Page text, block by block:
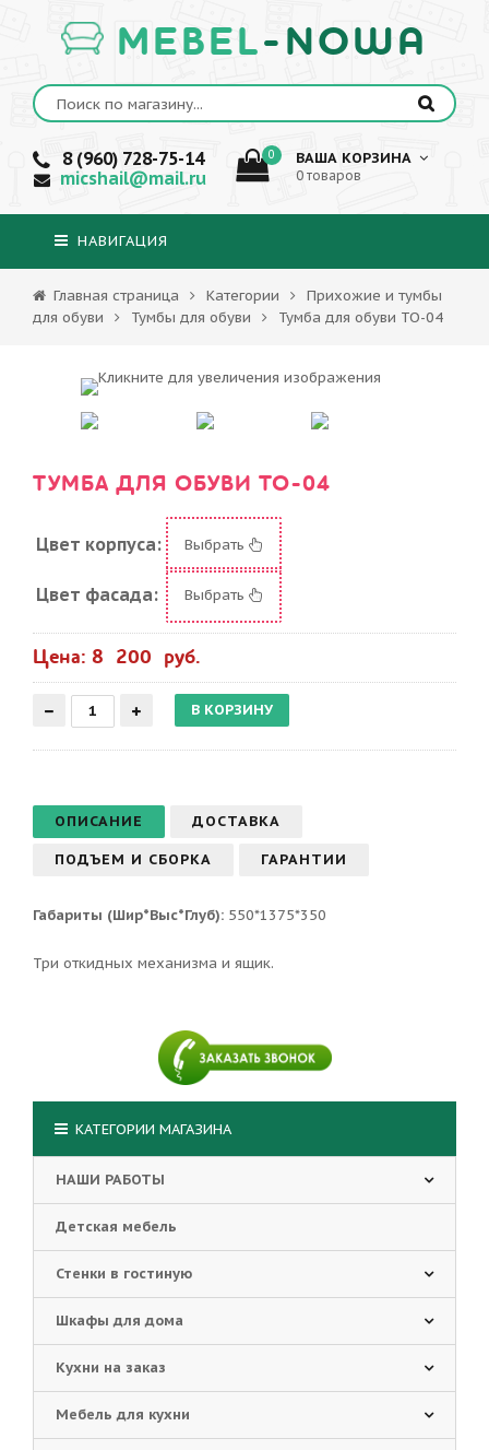
MEBEL-NOWA
8 (960) 728-75-14
micshail@mail.ru
0 ВАША КОРЗИНА
0 товаров
НАВИГАЦИЯ
Главная страница Категории
Прихожие и тумбы
для обуви
Тумбы для обуви Тумба для обуви ТО-04
ТУМБА ДЛЯ ОБУВИ ТО-04
Цвет корпуса: Выбрать
Цвет фасада: Выбрать
Цена: 8 200 руб.
ОПИСАНИЕ ДОСТАВКА
ПОДЪЕМ И СБОРКА ГАРАНТИИ
Габариты (Шир*Выс*Глуб): 550*1375*350
Три откидных механизма и ящик.
КАТЕГОРИИ МАГАЗИНА
НАШИ РАБОТЫ
Детская мебель
Стенки в гостиную
Шкафы для дома
Кухни на заказ
Мебель для кухни